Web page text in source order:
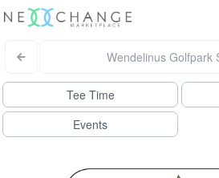
Wendelinus Golfpark
Tee Time
Events